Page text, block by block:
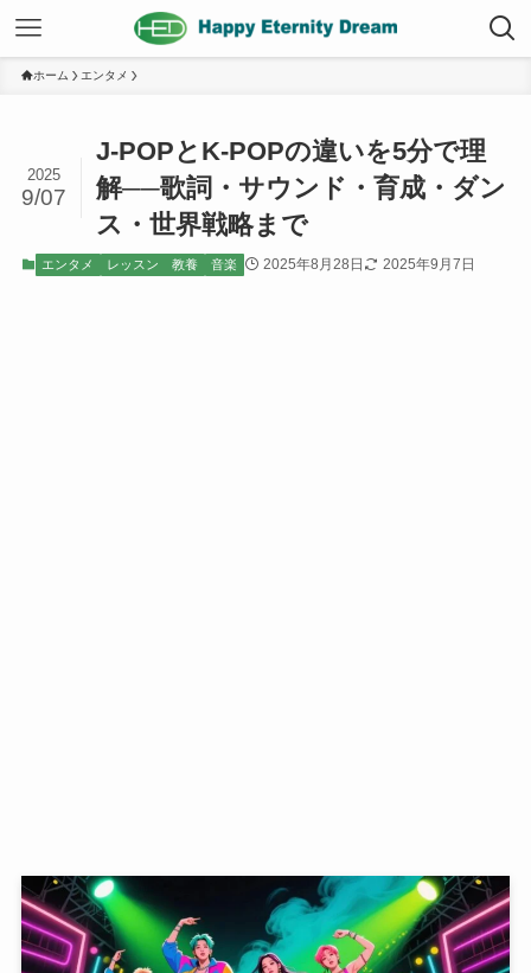
ホーム エンタメ
J-POPとK-POPの違いを5分で理
解──歌詞・サウンド・育成・ダン
ス・世界戦略まで
2025
9/07
エンタメ レッスン 教養 音楽 2025年8月28日 2025年9月7日